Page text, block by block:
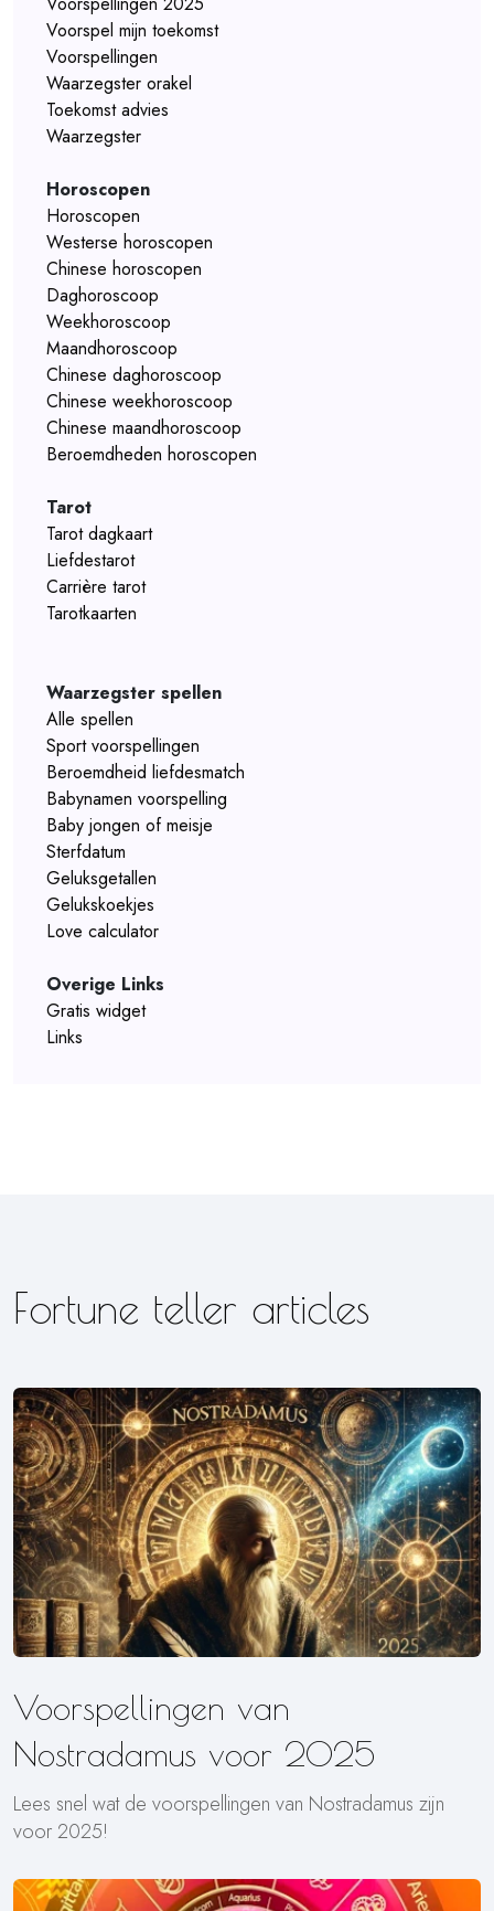
Voorspel mijn toekomst
Voorspellingen
Waarzegster orakel
Toekomst advies
Waarzegster
Horoscopen
Horoscopen
Westerse horoscopen
Chinese horoscopen
Daghoroscoop
Weekhoroscoop
Maandhoroscoop
Chinese daghoroscoop
Chinese weekhoroscoop
Chinese maandhoroscoop
Beroemdheden horoscopen
Tarot
Tarot dagkaart
Liefdestarot
Carrière tarot
Tarotkaarten
Waarzegster spellen
Alle spellen
Sport voorspellingen
Beroemdheid liefdesmatch
Babynamen voorspelling
Baby jongen of meisje
Sterfdatum
Geluksgetallen
Gelukskoekjes
Love calculator
Overige Links
Gratis widget
Links
Fortune teller articles
Voorspellingen van
Nostradamus voor 2025
Lees snel wat de voorspellingen van Nostradamus zijn
voor 2025!